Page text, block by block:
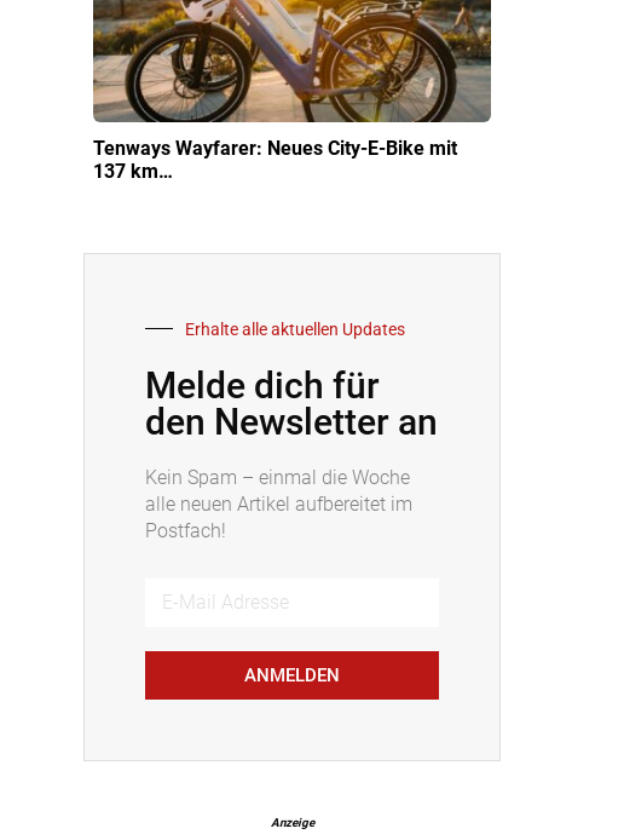
Tenways Wayfarer: Neues City-E-Bike mit
137 km…
Erhalte alle aktuellen Updates
Melde dich für
den Newsletter an
Kein Spam – einmal die Woche
alle neuen Artikel aufbereitet im
Postfach!
ANMELDEN
Anzeige